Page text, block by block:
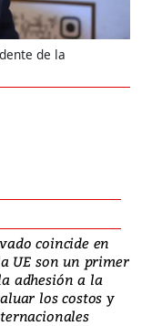
de la
coincide en
UE son un primer
adhesión a la
los costos y